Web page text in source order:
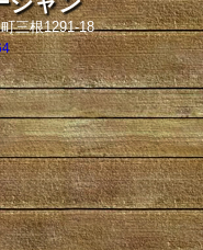
三根1291-18